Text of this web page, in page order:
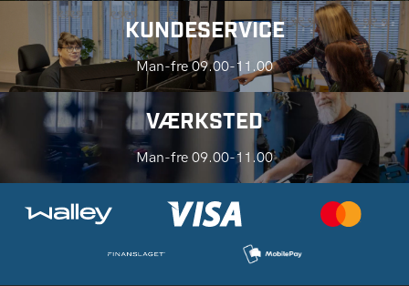
KUNDESERVICE
Man-fre 09.00-11.00
VÆRKSTED
Man-fre 09.00-11.00